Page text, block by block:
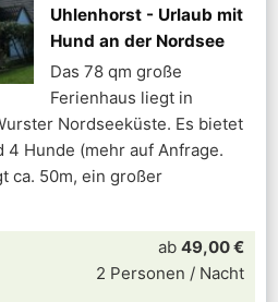
Uhlenhorst - Urlaub mit
Hund an der Nordsee
Das 78 qm große
Ferienhaus liegt in
Nordseeküste. Es bietet
4 Hunde (mehr auf Anfrage.
ca. 50m, ein großer
ab 49,00 €
2 Personen / Nacht